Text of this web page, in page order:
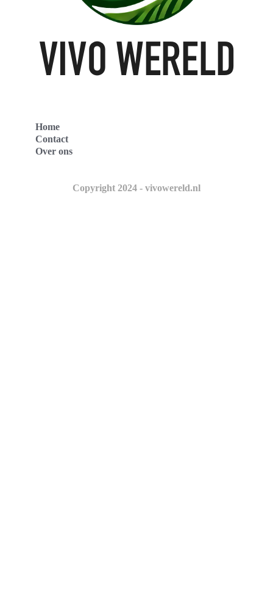
Home
Contact
Over ons
Copyright 2024 - vivowereld.nl